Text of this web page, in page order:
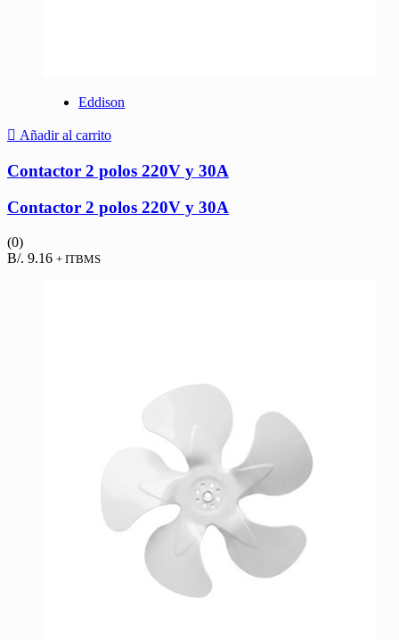
Eddison
Añadir al carrito
Contactor 2 polos 220V y 30A
Contactor 2 polos 220V y 30A
(0)
B/. 9.16 + ITBMS